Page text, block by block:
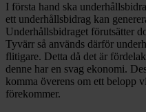
I första hand ska
ett underhållsbidrag kan
Underhållsbidraget förutsätter
Tyvärr så används därför
flitigare. Detta då det är
denne har en svag ekonomi.
komma överens om ett belopp
förekommer.